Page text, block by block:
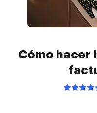
Cómo hacer